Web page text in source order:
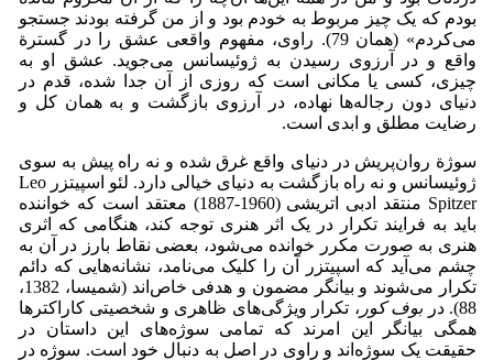
بودم که یک چیز مربوط به خودم بود و از من گرفته بودند جستجو
می‌کردم» (همان 79). راوی، مفهوم واقعی عشق را در گسترة
واقع و در آرزوی رسیدن به ژوئیسانس می‌جوید. عشق او به
چیزی، کسی یا مکانی است که روزی از آن جدا شده، قدم در
دنیای دون رجاله‌ها نهاده، در آرزوی بازگشت و به همان کل و
رضایت مطلق و ابدی است.
سوژة روان‌پریش در دنیای واقع غرق شده و نه راه پیش به سوی
ژوئیسانس و نه راه بازگشت به دنیای خیالی دارد. لئو اسپیتزر Leo
Spitzer منتقد ادبی اتریشی (1960-1887) معتقد است که خواننده
باید به فرایند تکرار در یک اثر هنری توجه کند، هنگامی که اثری
هنری به صورت مکرر خوانده می‌شود، بعضی نقاط بارز در آن به
چشم می‌آید که اسپیتزر آن را کلیک می‌نامد، نشانه‌هایی که دائم
تکرار می‌شوند و بیانگر مضمون و هدفی خاص‌اند (شمیسا، 1382،
88). در
بوف کور ، تکرار ویژگی‌های ظاهری و شخصیتی کاراکترها
همگی بیانگر این امرند که تمامی سوژه‌های این داستان در
حقیقت یک سوژه‌اند و راوی در اصل به دنبال خود است. سوژه در